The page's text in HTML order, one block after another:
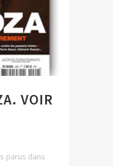
VOIR
parus dans